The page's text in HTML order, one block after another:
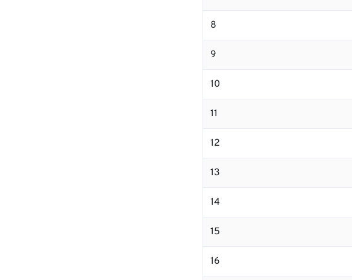
8
9
10
11
12
13
14
15
16